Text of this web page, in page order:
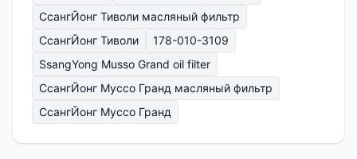
СсангЙонг Тиволи масляный фильтр
СсангЙонг Тиволи
178-010-3109
SsangYong Musso Grand oil filter
СсангЙонг Муссо Гранд масляный фильтр
СсангЙонг Муссо Гранд